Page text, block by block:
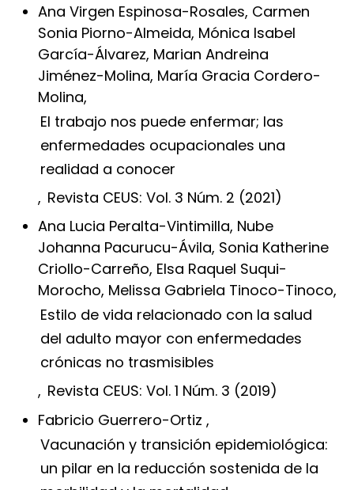
Ana Virgen Espinosa-Rosales, Carmen
Sonia Piorno-Almeida, Mónica Isabel
García-Álvarez, Marian Andreina
Jiménez-Molina, María Gracia Cordero-
Molina,
El trabajo nos puede enfermar; las
enfermedades ocupacionales una
realidad a conocer
, Revista CEUS: Vol. 3 Núm. 2 (2021)
Ana Lucia Peralta-Vintimilla, Nube
Johanna Pacurucu-Ávila, Sonia Katherine
Criollo-Carreño, Elsa Raquel Suqui-
Morocho, Melissa Gabriela Tinoco-Tinoco,
Estilo de vida relacionado con la salud
del adulto mayor con enfermedades
crónicas no trasmisibles
, Revista CEUS: Vol. 1 Núm. 3 (2019)
Fabricio Guerrero-Ortiz ,
Vacunación y transición epidemiológica:
un pilar en la reducción sostenida de la